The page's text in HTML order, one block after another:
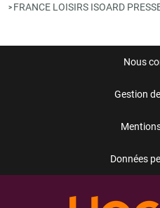
> FRANCE LOISIRS ISOARD
Nous
Gestion
Données